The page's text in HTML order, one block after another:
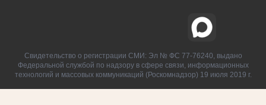
Свидетельство о регистрации СМИ: Эл № ФС 77-76240, выдано
Федеральной службой по надзору в сфере связи, информационных
технологий и массовых коммуникаций (Роскомнадзор) 19 июля 2019 г.